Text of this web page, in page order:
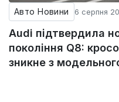
Авто Новини 6 серпня
Audi підтвердила
покоління Q8:
зникне з